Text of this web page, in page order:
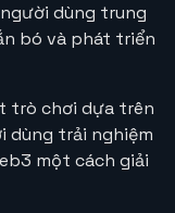
dùng trung
bó và phát triển
trò chơi dựa trên
dùng trải nghiệm
một cách giải